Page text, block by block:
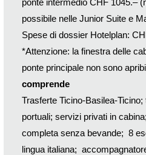
possibile nelle Junior Suite e
Spese di dossier Hotelplan:
*Attenzione: la finestra delle
ponte principale non sono
comprende
Trasferte Ticino-Basilea-Ticino;
portuali; servizi privati in
completa senza bevande; 8
lingua italiana;